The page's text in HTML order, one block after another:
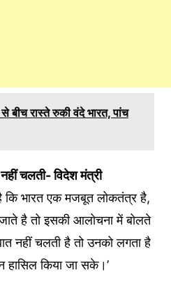
बीच रास्ते रुकी वंदे भारत, पांच
चलती- विदेश मंत्री
है कि भारत एक मजबूत लोकतंत्र है,
है तो इसकी आलोचना में बोलते
नहीं चलती है तो उनको लगता है
किया जा सके।’